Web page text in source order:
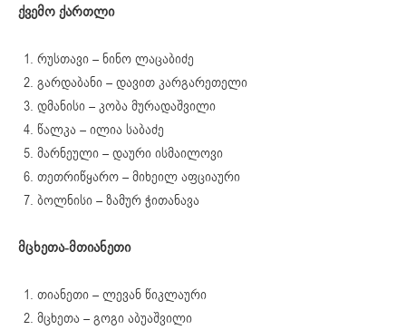
ქვემო ქართლი
რუსთავი – ნინო ლაცაბიძე
გარდაბანი – დავით კარგარეთელი
დმანისი – კობა მურადაშვილი
წალკა – ილია საბაძე
მარნეული – დაური ისმაილოვი
თეთრიწყარო – მიხეილ აფციაური
ბოლნისი – ზამურ ჭითანავა
მცხეთა-მთიანეთი
თიანეთი – ლევან წიკლაური
მცხეთა – გოგი აბუაშვილი